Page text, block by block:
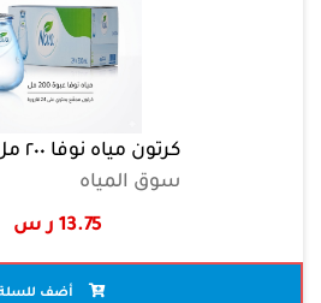
كرتون مياه نوفا ٢٠٠ مل ٢٤ قارورة
سوق المياه
13.75 ر س
أضف